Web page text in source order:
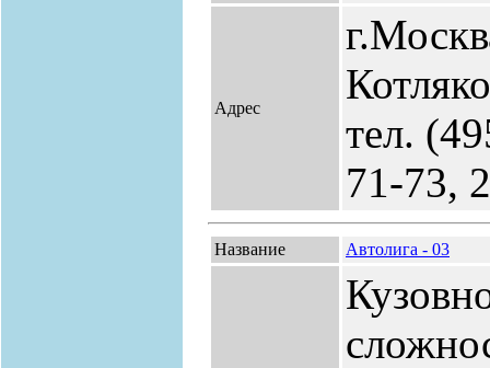
Адрес
тел.
71-73,
Название Автолига - 03